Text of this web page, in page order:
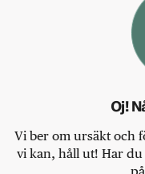
Oj!
Vi ber om ursäkt och
vi kan, håll ut! Har